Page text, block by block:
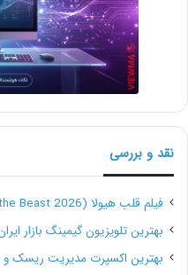
نقد و بررسی
فیلم قلب هیولا (Heart of the Beast 2026)
بهترین تلویزیون گیمینگ بازار
بهترین اکسپرت مدیریت ریسک و